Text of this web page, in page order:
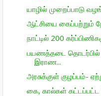
யாழில் முறைப்பாடு
ஆட்சியை கைப்பற்றும்
நாட்டில் 200
பயணத்தடை தொடர்பில்
இராண...
அரசுக்குள் குழப்பம்-
கை, கால்கள் கட்டப்பட்ட